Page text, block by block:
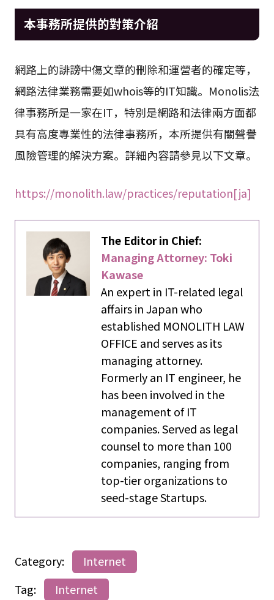
本事務所提供的對策介紹
網路上的誹謗中傷文章的刪除和運營者的確定等，
網路法律業務需要如whois等的IT知識。Monolis法
律事務所是一家在IT，特別是網路和法律兩方面都
具有高度專業性的法律事務所，本所提供有關聲譽
風險管理的解決方案。詳細內容請參見以下文章。
https://monolith.law/practices/reputation[ja]
The Editor in Chief:
Managing Attorney: Toki
Kawase
An expert in IT-related legal
affairs in Japan who
established MONOLITH LAW
OFFICE and serves as its
managing attorney.
Formerly an IT engineer, he
has been involved in the
management of IT
companies. Served as legal
counsel to more than 100
companies, ranging from
top-tier organizations to
seed-stage Startups.
Category:
Internet
Tag:
Internet